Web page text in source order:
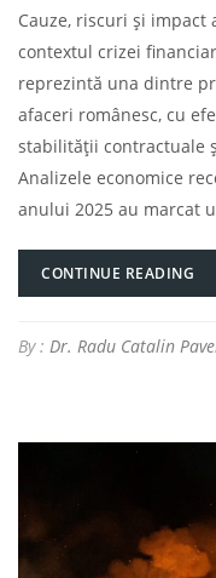
Cauze, riscuri și
contextul crizei
reprezintă una dintre
afaceri românesc, cu
stabilității contractuale
Analizele economice
anului 2025 au marcat
CONTINUE READING
By : Dr. Radu Catalin